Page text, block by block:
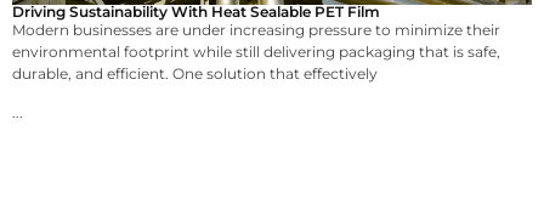
Driving Sustainability With Heat Sealable PET Film
Modern businesses are under increasing pressure to minimize their
environmental footprint while still delivering packaging that is safe,
durable, and efficient. One solution that effectively
...